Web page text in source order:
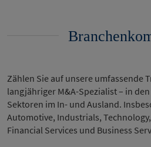
Zählen Sie auf unsere umfassende
langjähriger M&A-Spezialist – in
Sektoren im In- und Ausland.
Automotive, Industrials,
Financial Services und Business